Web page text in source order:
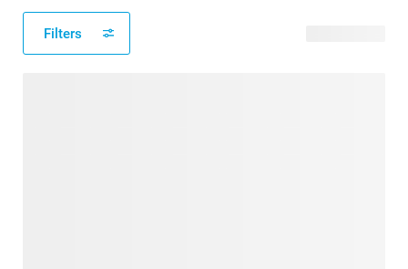
Filters